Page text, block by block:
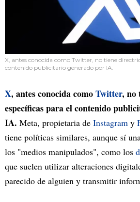
X, antes conocida como Twitter, no tiene
contenido publicitario generado por IA.
X, antes conocida comoTwitter, no
específicas para el contenido
IA. Meta, propietaria de Instagram y
tiene políticas similares, aunque sí
los "medios manipulados", como los
que suelen utilizar alteraciones
parecido de alguien y transmitir